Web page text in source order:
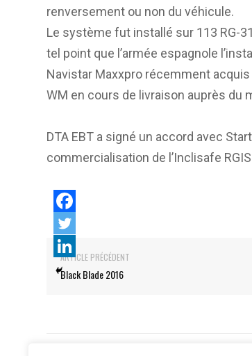
renversement ou non du véhicule.
Le système fut installé sur 113 RG-
tel point que l’armée espagnole
Navistar Maxxpro récemment
WM en cours de livraison auprès du
DTA EBT a signé un accord avec
commercialisation de l’Inclisafe
ARTICLE PRÉCÉDENT
Black Blade 2016